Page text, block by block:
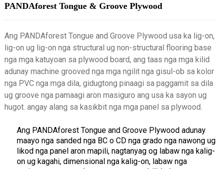
PANDAforest Tongue & Groove Plywood
Ang PANDAforest Tongue and Groove Plywood usa ka lig-on,
lig-on ug lig-on nga structural ug non-structural flooring base
nga mga katuyoan sa plywood board, ang taas nga mga kilid
adunay machine grooved nga mga ngilit nga gisul-ob sa kolor
nga PVC nga mga dila, gidugtong pinaagi sa paggamit sa dila
ug groove nga pamaagi aron masiguro ang usa ka sayon ​​ug
hugot. angay alang sa kasikbit nga mga panel sa plywood.
Ang PANDAforest Tongue and Groove Plywood adunay
maayo nga sanded nga BC o CD nga grado nga nawong ug
likod nga panel aron mapili, nagtanyag og labaw nga kalig-
on ug kagahi, dimensional nga kalig-on, labaw nga